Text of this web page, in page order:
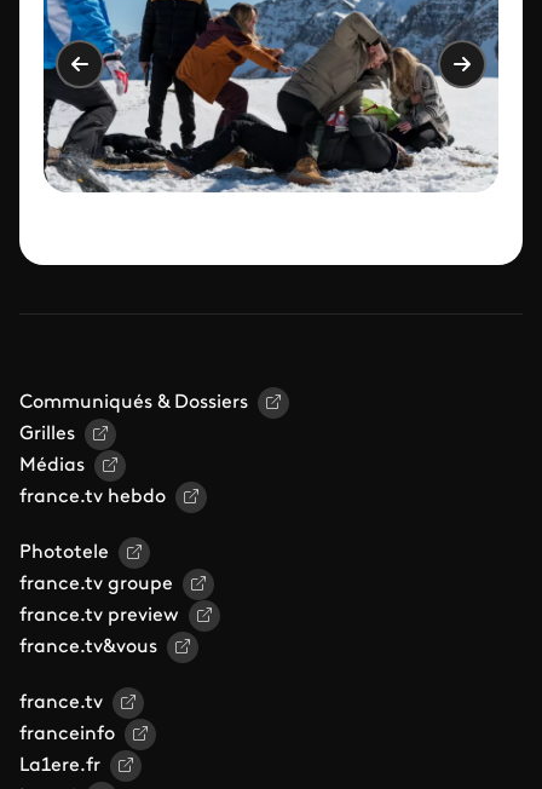
Communiqués & Dossiers
Grilles
Médias
france.tv hebdo
Phototele
france.tv groupe
france.tv preview
france.tv&vous
france.tv
franceinfo
La1ere.fr